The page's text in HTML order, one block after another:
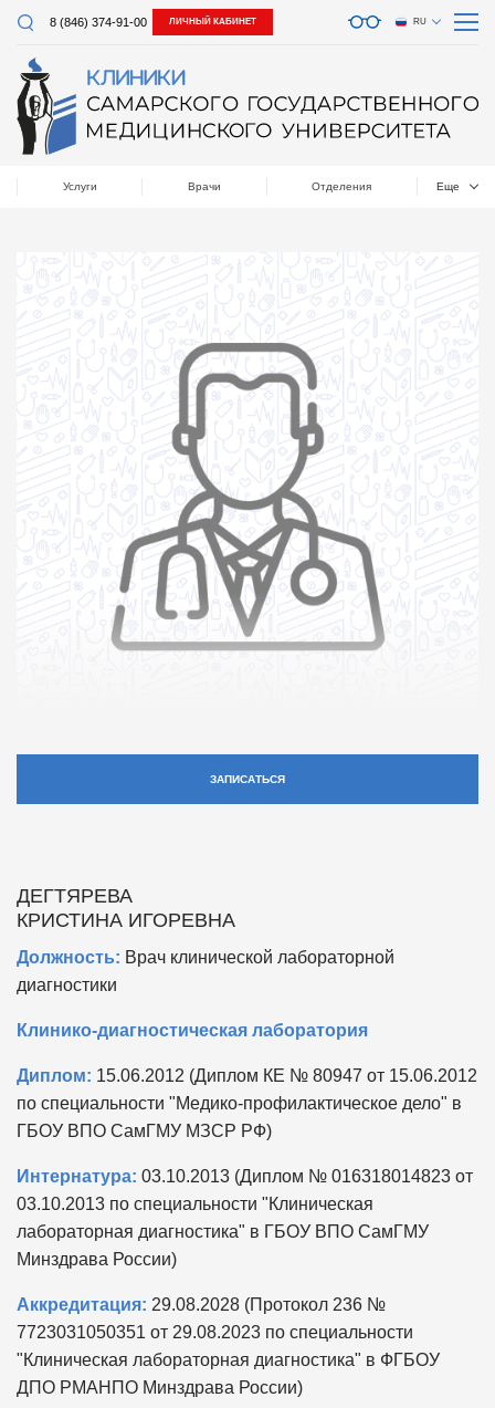
8 (846) 374-91-00 ЛИЧНЫЙ КАБИНЕТ RU
Услуги Врачи Отделения Еще
ЗАПИСАТЬСЯ
ДЕГТЯРЕВА
КРИСТИНА ИГОРЕВНА
Должность: Врач клинической лабораторной
диагностики
Клинико-диагностическая лаборатория
Диплом: 15.06.2012 (Диплом КЕ № 80947 от 15.06.2012
по специальности "Медико-профилактическое дело" в
ГБОУ ВПО СамГМУ МЗСР РФ)
Интернатура: 03.10.2013 (Диплом № 016318014823 от
03.10.2013 по специальности "Клиническая
лабораторная диагностика" в ГБОУ ВПО СамГМУ
Минздрава России)
Аккредитация: 29.08.2028 (Протокол 236 №
7723031050351 от 29.08.2023 по специальности
"Клиническая лабораторная диагностика" в ФГБОУ
ДПО РМАНПО Минздрава России)